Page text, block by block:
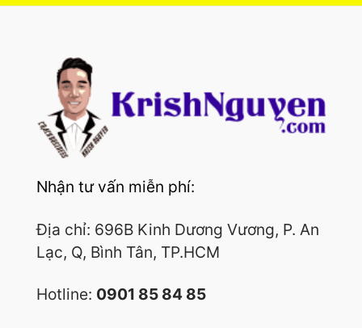
Nhận tư vấn miễn phí:
Địa chỉ: 696B Kinh Dương Vương, P. An
Lạc, Q, Bình Tân, TP.HCM
Hotline: 0901 85 84 85